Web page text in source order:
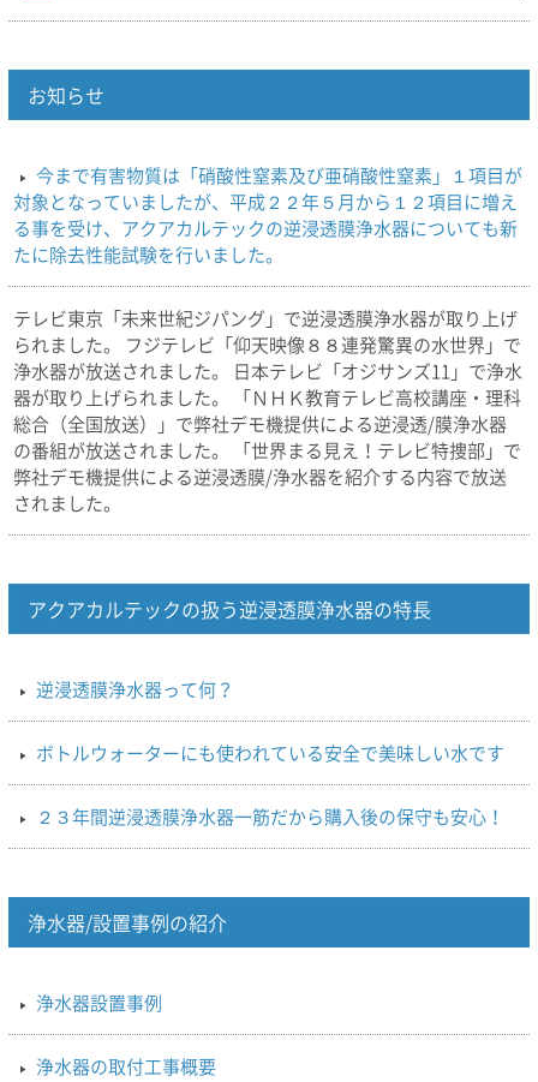
お知らせ
今まで有害物質は「硝酸性窒素及び亜硝酸性窒素」１項目が
対象となっていましたが、平成２２年５月から１２項目に増え
る事を受け、アクアカルテックの逆浸透膜浄水器についても新
たに除去性能試験を行いました。
テレビ東京「未来世紀ジパング」で逆浸透膜浄水器が取り上げ
られました。 フジテレビ「仰天映像８８連発驚異の水世界」で
浄水器が放送されました。 日本テレビ「オジサンズ11」で浄水
器が取り上げられました。 「ＮＨＫ教育テレビ高校講座・理科
総合（全国放送）」で弊社デモ機提供による逆浸透/膜浄水器
の番組が放送されました。 「世界まる見え！テレビ特捜部」で
弊社デモ機提供による逆浸透膜/浄水器を紹介する内容で放送
されました。
アクアカルテックの扱う逆浸透膜浄水器の特長
逆浸透膜浄水器って何？
ボトルウォーターにも使われている安全で美味しい水です
２３年間逆浸透膜浄水器一筋だから購入後の保守も安心！
浄水器/設置事例の紹介
浄水器設置事例
浄水器の取付工事概要